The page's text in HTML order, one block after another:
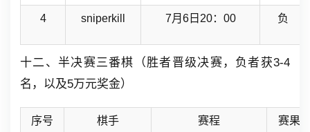
4 sniperkill 7月6日20：00 负
十二、半决赛三番棋（胜者晋级决赛，负者获3-4
名，以及5万元奖金）
序号 棋手 赛程 赛果